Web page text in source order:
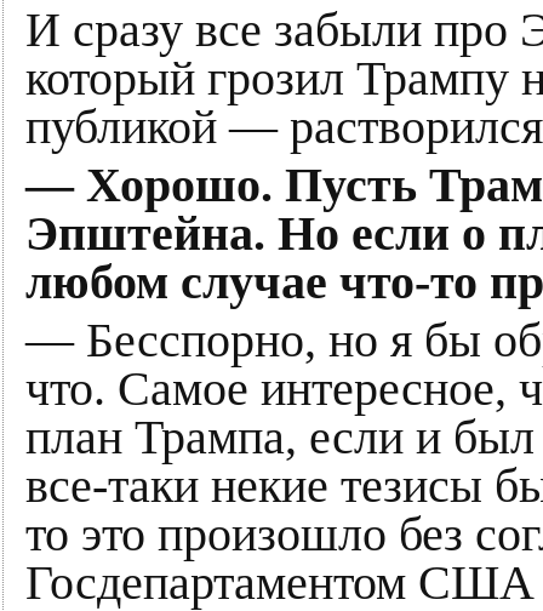
И сразу все забыли про
который грозил Трампу
публикой —
— Хорошо. Пусть
Эпштейна. Но если о
любом случае что-то
— Бесспорно, но я бы
что. Самое
план Трампа, если и
все-таки некие тезисы
то это произошло без
Госдепартаментом